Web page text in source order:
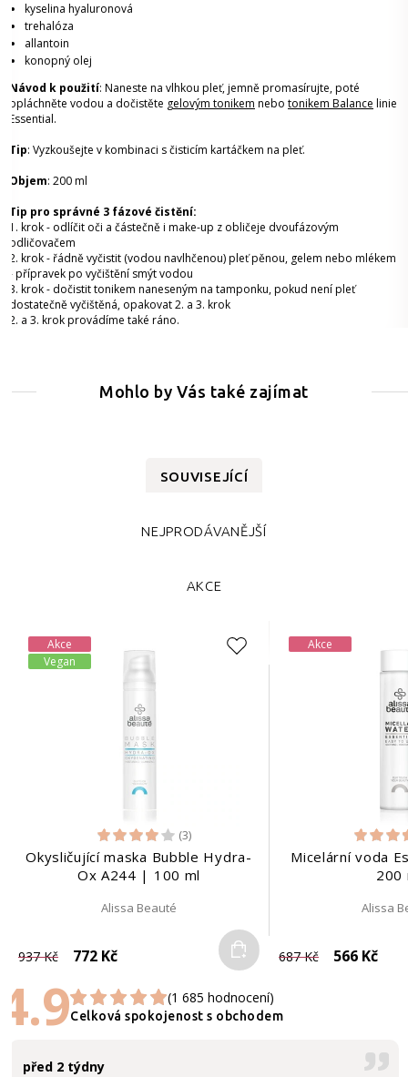
kyselina hyaluronová
trehalóza
allantoin
konopný olej
Návod k použití: Naneste na vlhkou pleť, jemně promasírujte, poté
opláchněte vodou a dočistěte gelovým tonikem nebo tonikem Balance linie
Essential.
Tip: Vyzkoušejte v kombinaci s čisticím kartáčkem na pleť.
Objem: 200 ml
Tip pro správné 3 fázové čistění:
1. krok - odlíčit oči a částečně i make-up z obličeje dvoufázovým
odličovačem
2. krok - řádně vyčistit (vodou navlhčenou) pleť pěnou, gelem nebo mlékem
- přípravek po vyčištění smýt vodou
3. krok - dočistit tonikem naneseným na tamponku, pokud není pleť
dostatečně vyčištěná, opakovat 2. a 3. krok
2. a 3. krok provádíme také ráno.
Mohlo by Vás také zajímat
SOUVISEJÍCÍ
NEJPRODÁVANĚJŠÍ
AKCE
Akce
Vegan
(3)
Okysličující maska Bubble Hydra-
Ox A244 | 100 ml
Alissa Beauté
937 Kč 772 Kč Do košíku
Akce
Micelární voda
200
Alissa
687 Kč 566 Kč
4.9 (1 685 hodnocení)
Celková spokojenost s obchodem
před 2 týdny